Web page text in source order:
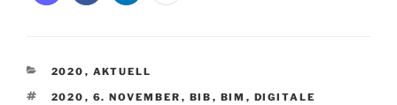
KATEGORIEN
2020 , AKTUELL
SCHLAGWÖRTER
2020 , 6. NOVEMBER , BIB , BIM , DIGITALE